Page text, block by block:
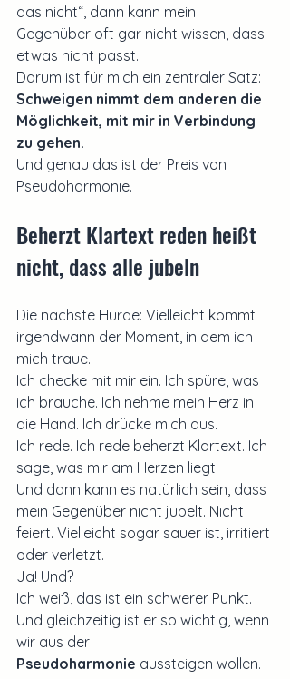
das nicht“, dann kann mein
Gegenüber oft gar nicht wissen, dass
etwas nicht passt.
Darum ist für mich ein zentraler Satz:
Schweigen nimmt dem anderen die
Möglichkeit, mit mir in Verbindung
zu gehen.
Und genau das ist der Preis von
Pseudoharmonie.
Beherzt Klartext reden heißt
nicht, dass alle jubeln
Die nächste Hürde: Vielleicht kommt
irgendwann der Moment, in dem ich
mich traue.
Ich checke mit mir ein. Ich spüre, was
ich brauche. Ich nehme mein Herz in
die Hand. Ich drücke mich aus.
Ich rede. Ich rede beherzt Klartext. Ich
sage, was mir am Herzen liegt.
Und dann kann es natürlich sein, dass
mein Gegenüber nicht jubelt. Nicht
feiert. Vielleicht sogar sauer ist, irritiert
oder verletzt.
Ja! Und?
Ich weiß, das ist ein schwerer Punkt.
Und gleichzeitig ist er so wichtig, wenn
wir aus der
Pseudoharmonie aussteigen wollen.